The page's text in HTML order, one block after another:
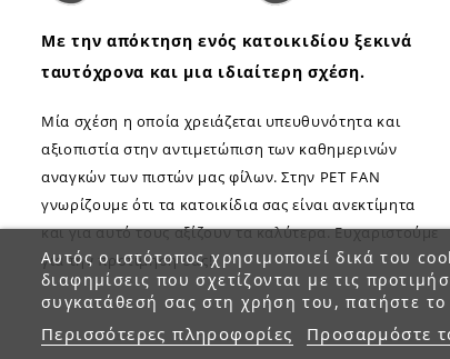
Με την απόκτηση ενός κατοικιδίου ξεκινά
ταυτόχρονα και μια ιδιαίτερη σχέση.
Μία σχέση η οποία χρειάζεται υπευθυνότητα και
αξιοπιστία στην αντιμετώπιση των καθημερινών
αναγκών των πιστών μας φίλων. Στην PET FAN
γνωρίζουμε ότι τα κατοικίδια σας είναι ανεκτίμητα
και για αυτό τους αξίζουν τα καλύτερα. Ευχαριστούμε
για την προτίμηση σας!
Αυτός ο ιστότοπος χρησιμοποιεί δικά του
διαφημίσεις που σχετίζονται με τις
συγκατάθεσή σας στη χρήση του, πατήστε
Περισσότερες πληροφορίες Προσαρμόστε